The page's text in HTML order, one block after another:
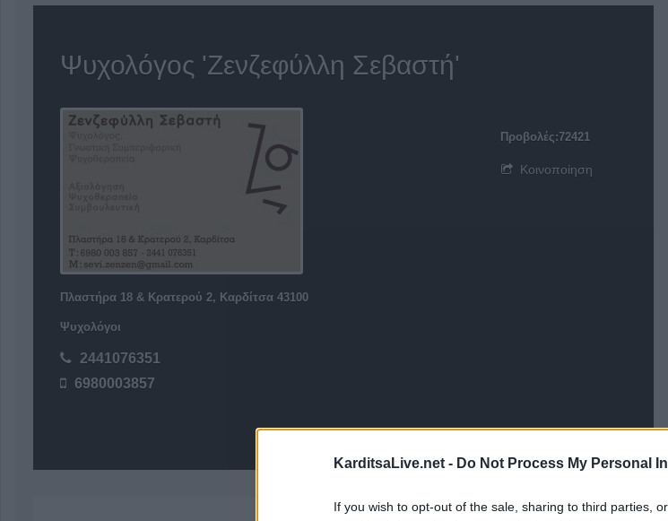
KarditsaLive.net - Do Not Process My Personal
If you wish to opt-out of the sale, sharing to third parties,
Ψυχολόγος 'Ζενζεφύλλη Σεβαστή'
Πλαστήρα 18 & Κρατερού 2, Καρδίτσα 43100
Ψυχολόγοι
2441076351
6980003857
Προβολές:72421
Κοινοποίηση